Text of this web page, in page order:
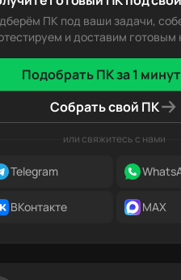
ПК под ваши задачи,
и доставим готовым
Подобрать ПК за 1
Собрать свой ПК
или свяжитесь с нами
Telegram
ВКонтакте MAX